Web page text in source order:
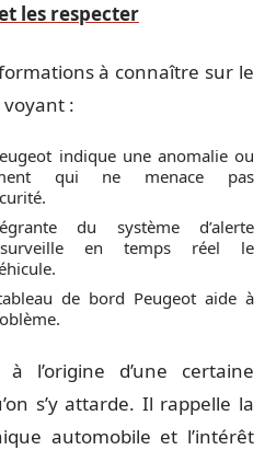
les respecter
à connaître sur le
:
indique une anomalie ou
qui ne menace pas
du système d’alerte
en temps réel le
de bord Peugeot aide à
l’origine d’une certaine
s’y attarde. Il rappelle la
automobile et l’intérêt